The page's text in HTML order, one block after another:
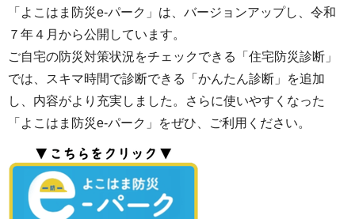
「よこはま防災e-パーク」は、バージョンアップし、令和
７年４月から公開しています。
ご自宅の防災対策状況をチェックできる「住宅防災診断」
では、スキマ時間で診断できる「かんたん診断」を追加
し、内容がより充実しました。さらに使いやすくなった
「よこはま防災e-パーク」をぜひ、ご利用ください。